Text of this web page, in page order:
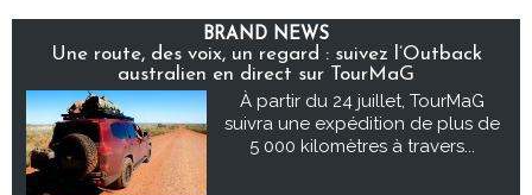
BRAND NEWS
Une route, des voix, un regard : suivez l’Outback
australien en direct sur TourMaG
À partir du 24 juillet, TourMaG
suivra une expédition de plus de
5 000 kilomètres à travers...